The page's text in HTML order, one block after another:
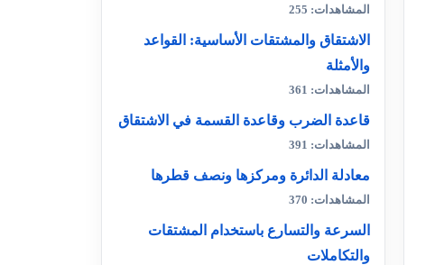
المشاهدات: 255
الاشتقاق والمشتقات الأساسية: القواعد
والأمثلة
المشاهدات: 361
قاعدة الضرب وقاعدة القسمة في الاشتقاق
المشاهدات: 391
معادلة الدائرة ومركزها ونصف قطرها
المشاهدات: 370
السرعة والتسارع باستخدام المشتقات
والتكاملات